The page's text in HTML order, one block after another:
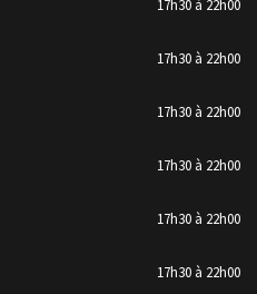
17h30 à 22h00
17h30 à 22h00
17h30 à 22h00
17h30 à 22h00
17h30 à 22h00
17h30 à 22h00